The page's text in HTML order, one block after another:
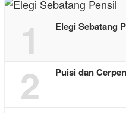
1 Elegi Sebatang
2 Puisi dan